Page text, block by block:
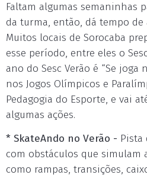
Faltam algumas semaninhas
da turma, então, dá tempo
Muitos locais de Sorocaba
esse período, entre eles o
ano do Sesc Verão é “Se joga
nos Jogos Olímpicos e
Pedagogia do Esporte, e vai
algumas ações.
* SkateAndo no Verão - Pista
com obstáculos que simulam
como rampas, transições,